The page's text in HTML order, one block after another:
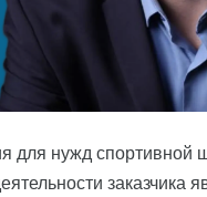
для нужд спортивной
заказчика